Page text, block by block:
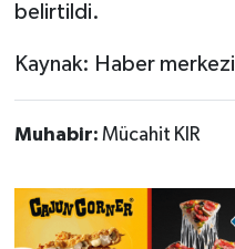
belirtildi.
Kaynak: Haber merkezi
Muhabir: Mücahit KIR